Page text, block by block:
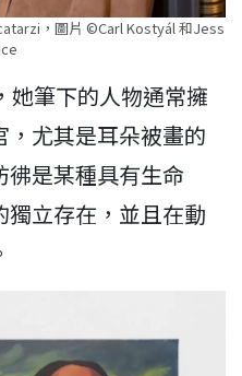
，圖片 ©Carl Kostyál 和Jess
她筆下的人物通常擁
尤其是耳朵被畫的
彿是某種具有生命
立存在，並且在動